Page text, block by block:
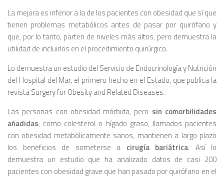
La mejora es inferior a la de los pacientes con obesidad que sí que
tienen problemas metabólicos antes de pasar por quirófano y
que, por lo tanto, parten de niveles más altos, pero demuestra la
utilidad de incluirlos en el procedimiento quirúrgico.
Lo demuestra un estudio del Servicio de Endocrinología y Nutrición
del Hospital del Mar, el primero hecho en el Estado, que publica la
revista Surgery for Obesity and Related Diseases.
Las personas con obesidad mórbida, pero sin comorbilidades
añadidas, como colesterol o hígado graso, llamados pacientes
con obesidad metabólicamente sanos, mantienen a largo plazo
los beneficios de someterse a cirugía bariátrica. Así lo
demuestra un estudio que ha analizado datos de casi 200
pacientes con obesidad grave que han pasado por quirófano en el